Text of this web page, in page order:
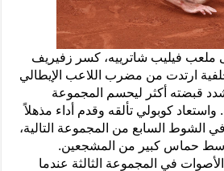
فيليب شاترييه، كسر زفيريف
ارتدت من مضرب اللاعب الإيطالي
قبضته أكثر ليحسم المجموعة
واستعاد كوبولي تألقه وقدم أداء مذهلاً
الشوط السابع من المجموعة التالية،
وسط حماس كبير من المشجعين.
في المجموعة الثالثة عندما